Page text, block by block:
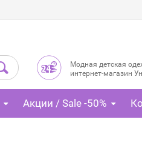
Модная детская
интернет-магазин
Акции / Sale -50%